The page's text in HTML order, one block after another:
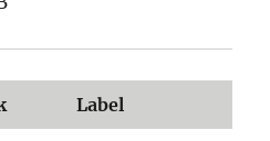
Label